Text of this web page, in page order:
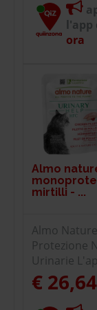
l'app
ora
Almo
mirtilli - ...
Almo
Protezione
Urinarie
€ 26,64